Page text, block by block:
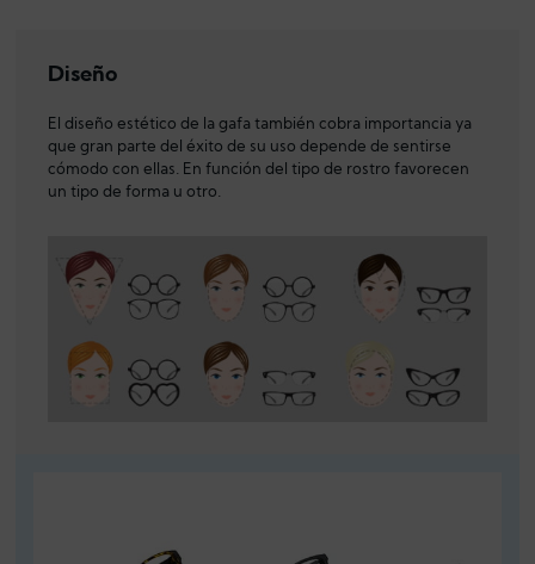
Diseño
El diseño estético de la gafa también cobra importancia ya
que gran parte del éxito de su uso depende de sentirse
cómodo con ellas. En función del tipo de rostro favorecen
un tipo de forma u otro.